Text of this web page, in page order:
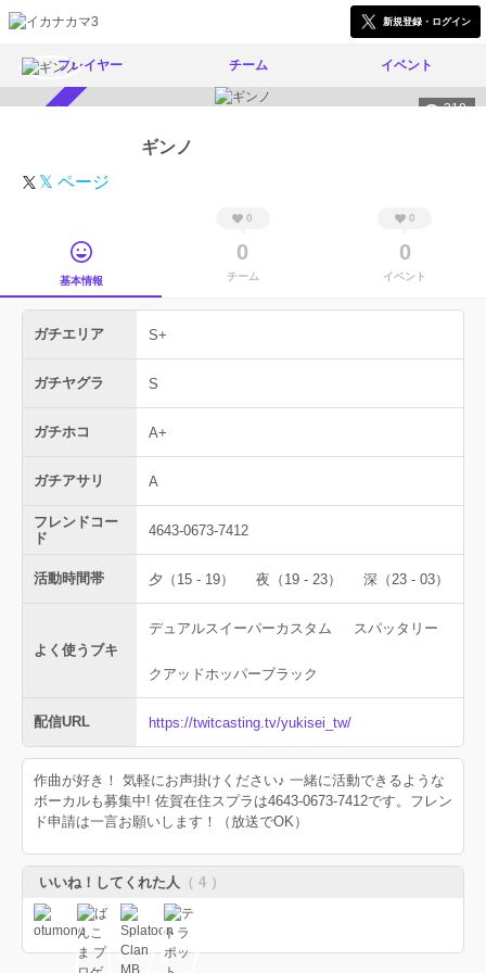
新規登録・ログイン
プレイヤー チーム イベント
310
ギンノ
𝕏 ページ
基本情報
0
0
チーム
0
0
イベント
ガチエリア S+
ガチヤグラ S
ガチホコ A+
ガチアサリ A
フレンドコー
ド
4643-0673-7412
活動時間帯 夕（15 - 19） 夜（19 - 23） 深（23 - 03）
よく使うブキ
デュアルスイーパーカスタム スパッタリー
クアッドホッパーブラック
配信URL https://twitcasting.tv/yukisei_tw/
作曲が好き！ 気軽にお声掛けください♪ 一緒に活動できるような
ボーカルも募集中! 佐賀在住スプラは4643-0673-7412です。フレン
ド申請は一言お願いします！（放送でOK）
いいね！してくれた人 （ 4 ）